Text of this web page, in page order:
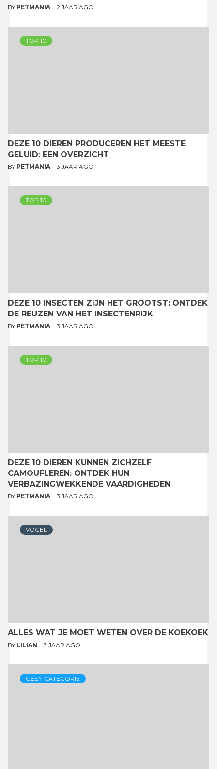
BY PETMANIA 2 JAAR AGO
TOP 10
DEZE 10 DIEREN PRODUCEREN HET MEESTE
GELUID: EEN OVERZICHT
BY PETMANIA 3 JAAR AGO
TOP 10
DEZE 10 INSECTEN ZIJN HET GROOTST: ONTDEK
DE REUZEN VAN HET INSECTENRIJK
BY PETMANIA 3 JAAR AGO
TOP 10
DEZE 10 DIEREN KUNNEN ZICHZELF
CAMOUFLEREN: ONTDEK HUN
VERBAZINGWEKKENDE VAARDIGHEDEN
BY PETMANIA 3 JAAR AGO
VOGEL
ALLES WAT JE MOET WETEN OVER DE KOEKOEK
BY LILIAN 3 JAAR AGO
GEEN CATEGORIE